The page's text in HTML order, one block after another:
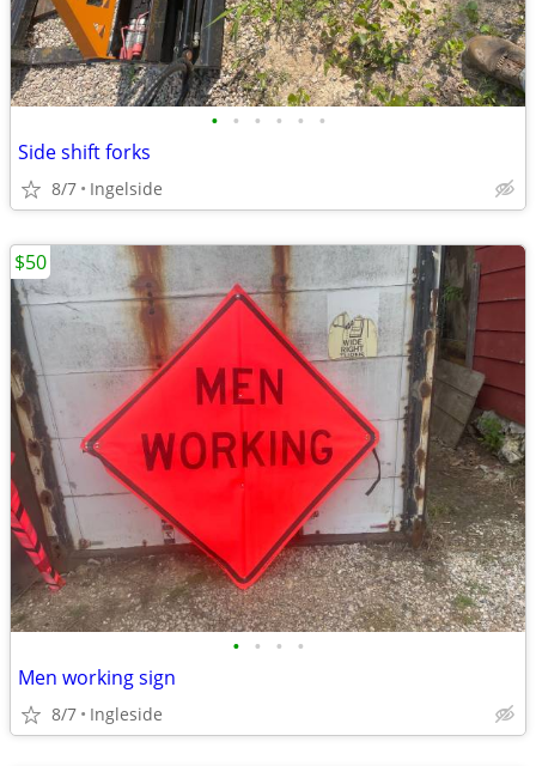
• • • • • •
Side shift forks
8/7 Ingelside
• • • •
Men working sign
8/7 Ingleside
$50